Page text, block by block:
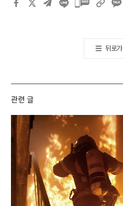
카
뒤로가
관련 글